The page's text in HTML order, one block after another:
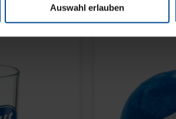
Auswahl erlauben